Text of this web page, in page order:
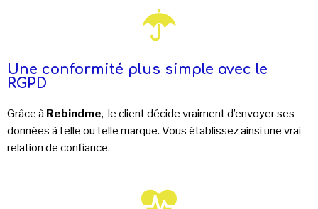
Une conformité plus simple avec le
RGPD
Grâce à Rebindme, le client décide vraiment d’envoyer ses
données à telle ou telle marque. Vous établissez ainsi une vrai
relation de confiance.